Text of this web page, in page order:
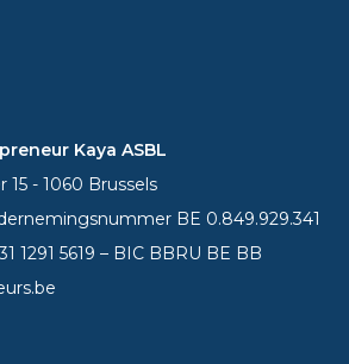
Kaya ASBL
15 - 1060 Brussels
BE 0.849.929.341
1291 5619 – BIC BBRU BE BB